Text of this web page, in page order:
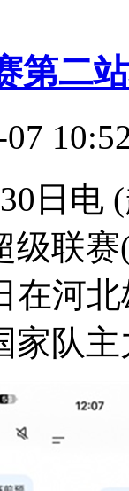
第二
日电
级联
在河
家队